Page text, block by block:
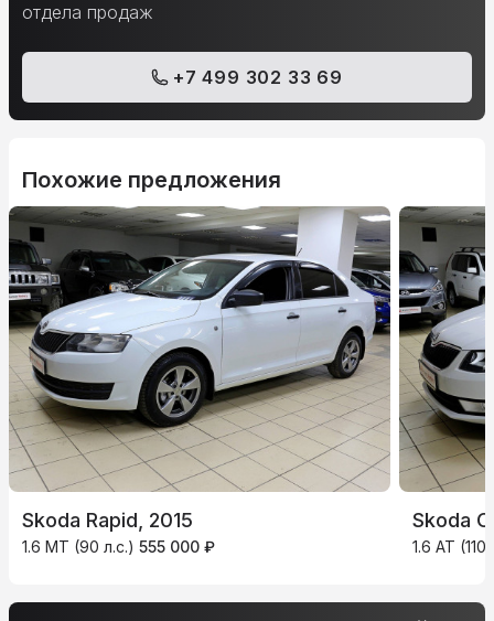
отдела продаж
+7 499 302 33 69
Похожие предложения
Skoda Rapid, 2015
1.6 MT (90 л.с.) 555 000 ₽
Skoda
1.6 AT